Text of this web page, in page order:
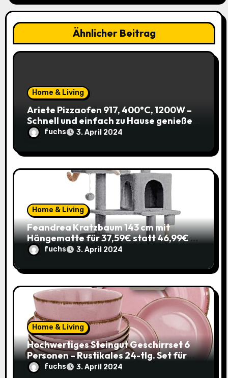
i
g
a
Ähnlicher Beitrag
Home & Living
Ariete Pizzaofen 917, 400°C, 1200W –
Schnell und einfach zu Hause genießen!
(Prime)
fuchs 3. April 2024
Home & Living
Feandrea Kratzbaum 143 cm mit
Hängematte für 37,59€ statt 46,99€ –
Katzenspaß zum Sparpreis!
fuchs 3. April 2024
Home & Living
Hochwertiges Steingut Geschirrset 6
Personen – Rustikales 24-tlg. Set für
nur 49,95€ statt 119,95€
fuchs 3. April 2024